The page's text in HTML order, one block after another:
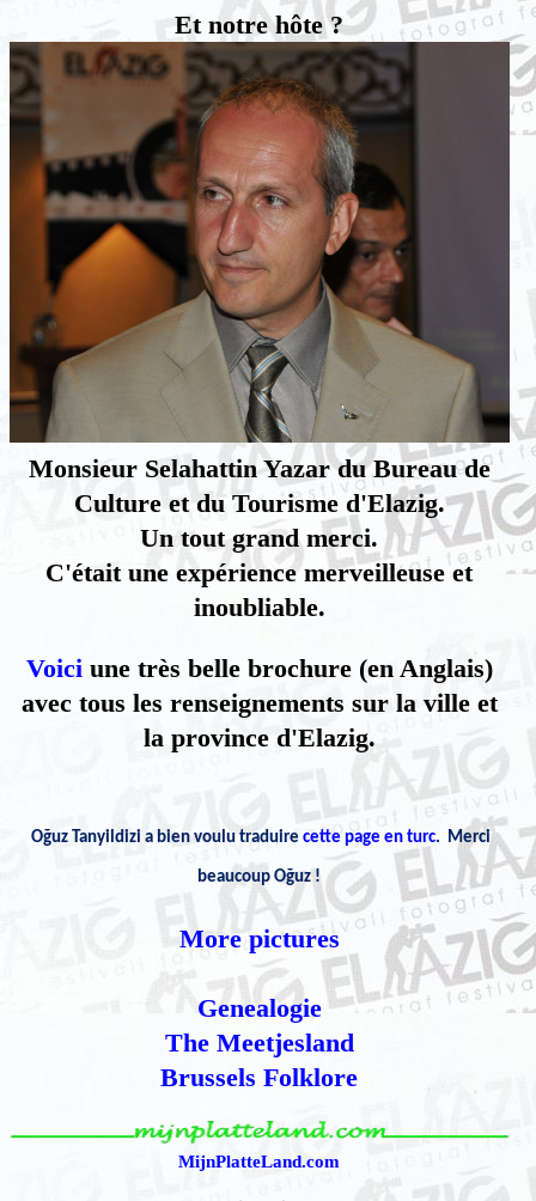
Et notre hôte ?
Monsieur Selahattin Yazar du Bureau de
Culture et du Tourisme d'Elazig.
Un tout grand merci.
C'était une expérience merveilleuse et
inoubliable.
Voiciune très belle brochure (en Anglais)
avec tous les renseignements sur la ville et
la province d'Elazig.
Oğuz Tanyildizi a bien voulu traduirecette page en turc. Merci
beaucoup Oğuz !
More pictures
Genealogie
The Meetjesland
Brussels Folklore
MijnPlatteLand.com